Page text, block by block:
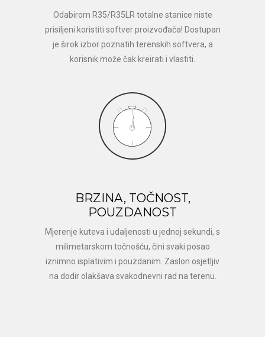
Odabirom R35/R35LR totalne stanice niste
prisiljeni koristiti softver proizvođača! Dostupan
je širok izbor poznatih terenskih softvera, a
korisnik može čak kreirati i vlastiti.
BRZINA, TOČNOST,
POUZDANOST
Mjerenje kuteva i udaljenosti u jednoj sekundi, s
milimetarskom točnošću, čini svaki posao
iznimno isplativim i pouzdanim. Zaslon osjetljiv
na dodir olakšava svakodnevni rad na terenu.